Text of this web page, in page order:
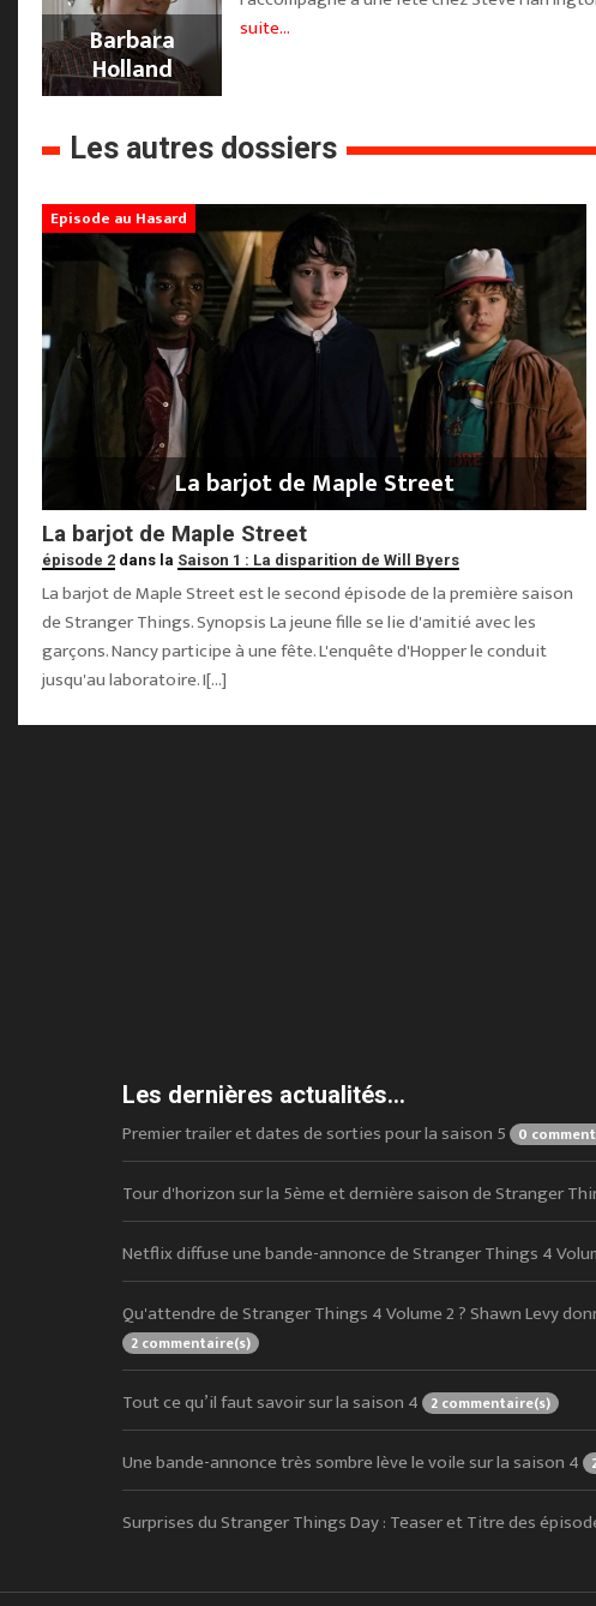
Barbara
Holland
suite...
Les autres dossiers
Episode au Hasard
La barjot de Maple Street
La barjot de Maple Street
épisode 2 dans la Saison 1 : La disparition de Will Byers
La barjot de Maple Street est le second épisode de la première saison
de Stranger Things. Synopsis La jeune fille se lie d'amitié avec les
garçons. Nancy participe à une fête. L'enquête d'Hopper le conduit
jusqu'au laboratoire. I[...]
Les dernières actualités...
Premier trailer et dates de sorties pour la saison 5 0
Tour d'horizon sur la 5ème et dernière saison de Stranger
Netflix diffuse une bande-annonce de Stranger Things 4
Qu'attendre de Stranger Things 4 Volume 2 ? Shawn Levy
2 commentaire(s)
Tout ce qu’il faut savoir sur la saison 4 2 commentaire(s)
Une bande-annonce très sombre lève le voile sur la saison 4
Surprises du Stranger Things Day : Teaser et Titre des